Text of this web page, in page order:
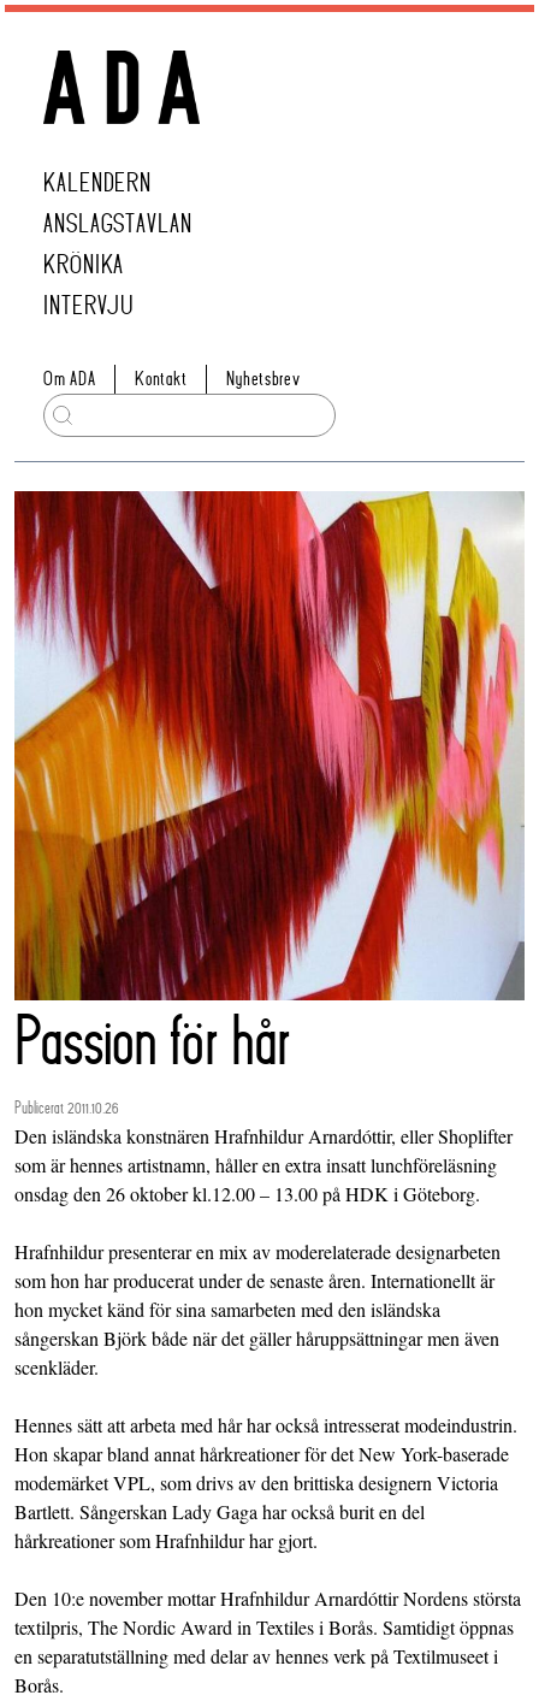
KALENDERN
ANSLAGSTAVLAN
KRÖNIKA
INTERVJU
Om ADA Kontakt Nyhetsbrev
Passion för hår
Publicerat 2011.10.26
Den isländska konstnären Hrafnhildur Arnardóttir, eller Shoplifter
som är hennes artistnamn, håller en extra insatt lunchföreläsning
onsdag den 26 oktober kl.12.00 – 13.00 på HDK i Göteborg.
Hrafnhildur presenterar en mix av moderelaterade designarbeten
som hon har producerat under de senaste åren. Internationellt är
hon mycket känd för sina samarbeten med den isländska
sångerskan Björk både när det gäller håruppsättningar men även
scenkläder.
Hennes sätt att arbeta med hår har också intresserat modeindustrin.
Hon skapar bland annat hårkreationer för det New York-baserade
modemärket VPL, som drivs av den brittiska designern Victoria
Bartlett. Sångerskan Lady Gaga har också burit en del
hårkreationer som Hrafnhildur har gjort.
Den 10:e november mottar Hrafnhildur Arnardóttir Nordens största
textilpris, The Nordic Award in Textiles i Borås. Samtidigt öppnas
en separatutställning med delar av hennes verk på Textilmuseet i
Borås.